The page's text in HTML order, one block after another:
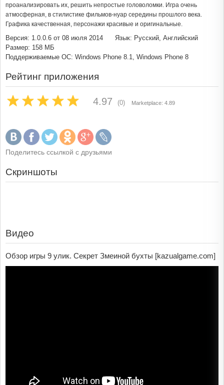
проанализировать их, решить непростые головоломки. Игра очень
атмосферная, в стилистике фильмов-нуар середины прошлого века.
Графика качественная, персонажи красивые и оригинальные.
Версия: 1.0.0.6 от 08 июля 2014
Язык: Русский, Английский
Размер: 158 МБ
Поддерживаемые ОС: Windows Phone 8.1, Windows Phone 8
Рейтинг приложения
4.97 (0) Marketplace: 4.89
Поделитесь ссылкой с друзьями
Скриншоты
Видео
Обзор игры 9 улик. Секрет Змеиной бухты [kazualgame.com]